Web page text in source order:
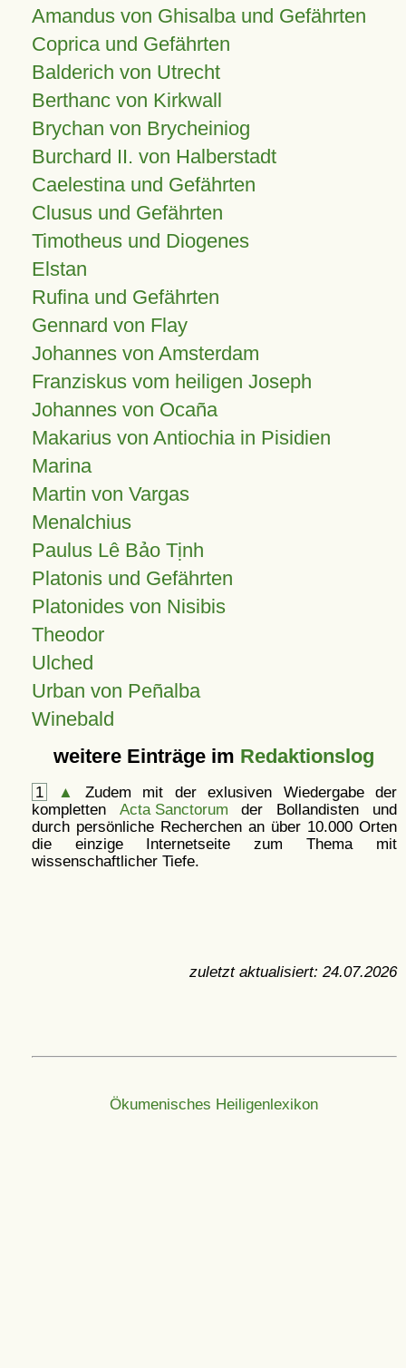
Amandus von Ghisalba und Gefährten
Coprica und Gefährten
Balderich von Utrecht
Berthanc von Kirkwall
Brychan von Brycheiniog
Burchard II. von Halberstadt
Caelestina und Gefährten
Clusus und Gefährten
Timotheus und Diogenes
Elstan
Rufina und Gefährten
Gennard von Flay
Johannes von Amsterdam
Franziskus vom heiligen Joseph
Johannes von Ocaña
Makarius von Antiochia in Pisidien
Marina
Martin von Vargas
Menalchius
Paulus Lê Bảo Tịnh
Platonis und Gefährten
Platonides von Nisibis
Theodor
Ulched
Urban von Peñalba
Winebald
weitere Einträge im Redaktionslog
1 ▲
Zudem mit der exlusiven Wiedergabe der
kompletten Acta Sanctorum der Bollandisten und
durch persönliche Recherchen an über 10.000 Orten
die einzige Internetseite zum Thema mit
wissenschaftlicher Tiefe.
zuletzt aktualisiert: 24.07.2026
Ökumenisches Heiligenlexikon